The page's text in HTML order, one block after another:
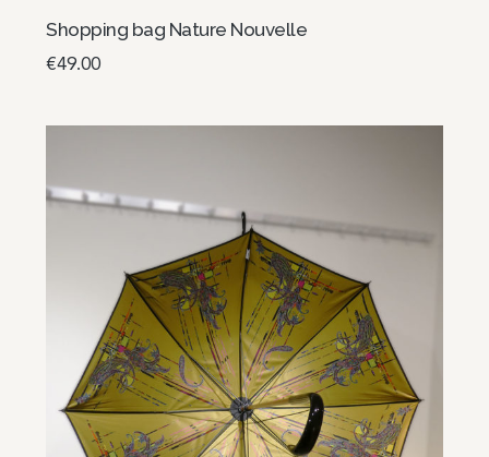
Shopping bag Nature Nouvelle
€49.00